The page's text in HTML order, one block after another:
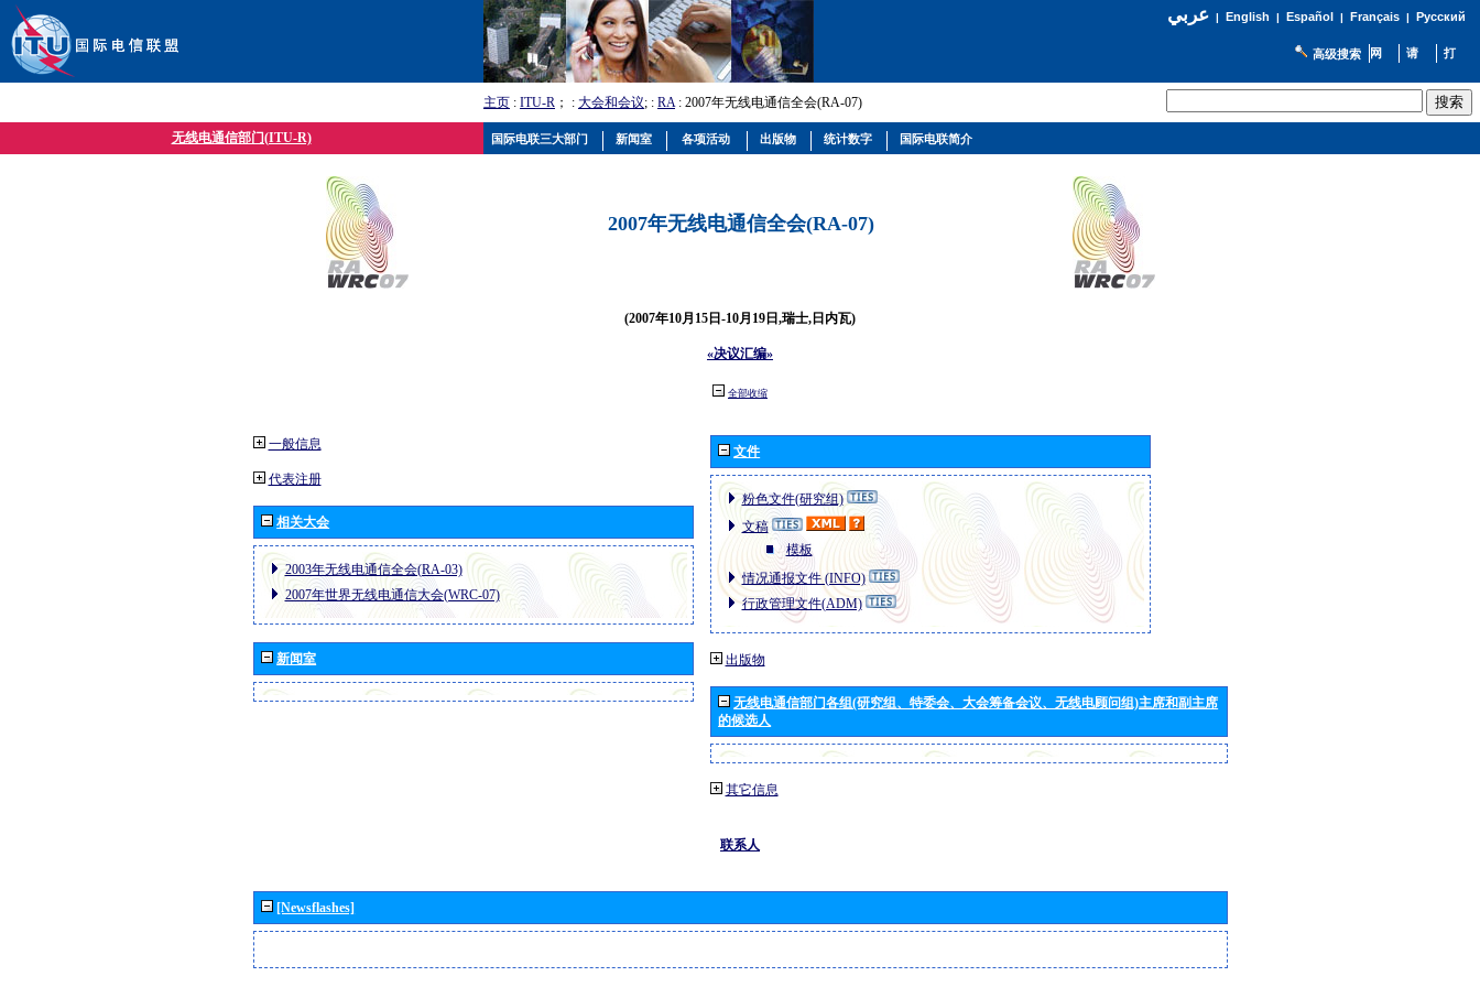
عربي| English | Español | Français| Русский
高级搜索
主页 : ITU-R ； : 大会和会议; : RA: 2007年无线电通信全会(RA-07)
无线电通信部门(ITU-R)
2007年无线电通信全会(RA-07)
(2007年10月15日-10月19日,瑞士,日内瓦)
«决议汇编»
全部收缩
一般信息
代表注册
相关大会
2003年无线电通信全会(RA-03)
2007年世界无线电通信大会(WRC-07)
新闻室
文件
粉色文件(研究组)
文稿
模板
情况通报文件 (INFO)
行政管理文件(ADM)
出版物
无线电通信部门各组(研究组、特委会、大会筹备会议、无线电顾问组)主席和副主席
的候选人
其它信息
联系人
[Newsflashes]
国际电联三大部门 新闻室 各项活动 出版物 统计数字 国际电联简介